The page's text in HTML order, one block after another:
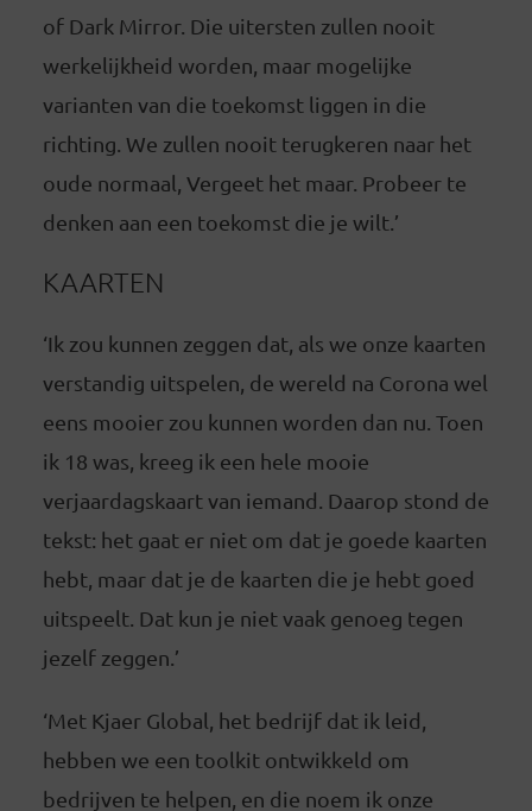
of Dark Mirror. Die uitersten zullen nooit
werkelijkheid worden, maar mogelijke
varianten van die toekomst liggen in die
richting. We zullen nooit terugkeren naar het
oude normaal, Vergeet het maar. Probeer te
denken aan een toekomst die je wilt.’
KAARTEN
‘Ik zou kunnen zeggen dat, als we onze kaarten
verstandig uitspelen, de wereld na Corona wel
eens mooier zou kunnen worden dan nu. Toen
ik 18 was, kreeg ik een hele mooie
verjaardagskaart van iemand. Daarop stond de
tekst: het gaat er niet om dat je goede kaarten
hebt, maar dat je de kaarten die je hebt goed
uitspeelt. Dat kun je niet vaak genoeg tegen
jezelf zeggen.’
‘Met Kjaer Global, het bedrijf dat ik leid,
hebben we een toolkit ontwikkeld om
bedrijven te helpen, en die noem ik onze